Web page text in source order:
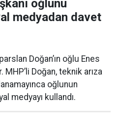
oğlunu
medyadan davet
Doğan’ın oğlu Enes
Doğan, teknik arıza
oğlunun
medyayı kullandı.